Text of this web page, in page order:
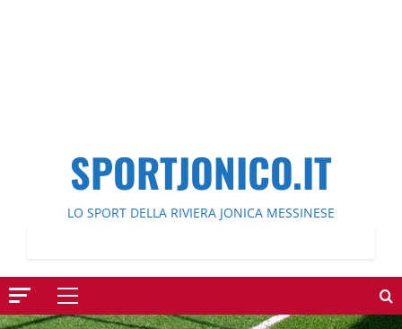
SPORTJONICO.IT
LO SPORT DELLA RIVIERA JONICA MESSINESE
Menu